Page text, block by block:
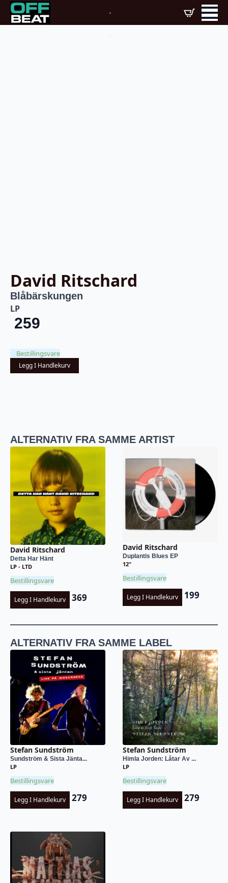
David Ritschard
Blåbärskungen
LP
259
Bestillingsvare
Legg I Handlekurv
ALTERNATIV FRA SAMME ARTIST
David Ritschard
Detta Har Hänt
LP - LTD
Bestillingsvare
Legg I Handlekurv 369
David Ritschard
Duplantis Blues EP
12"
Bestillingsvare
Legg I Handlekurv 199
ALTERNATIV FRA SAMME LABEL
Stefan Sundström
Sundström & Sista Jänta...
LP
Bestillingsvare
Legg I Handlekurv 279
Stefan Sundström
Himla Jorden: Låtar Av ...
LP
Bestillingsvare
Legg I Handlekurv 279